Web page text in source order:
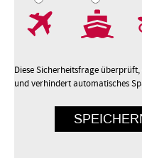
Diese Sicherheitsfrage
und verhindert automatisches